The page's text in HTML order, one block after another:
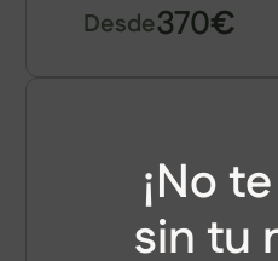
Desde370€
¡No
sin tu